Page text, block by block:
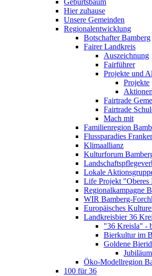
Geburtsbaum
Hier zuhause
Unsere Gemeinden
Regionalentwicklung
Botschafter Bamberg
Fairer Landkreis
Auszeichnung
Fairführer
Projekte und
Projekte
Aktionen
Fairtrade
Fairtrade
Mach mit
Familienregion
Flussparadies
Klimaallianz
Kulturforum
Lokale
Life Projekt "Oberes
Regionalkampagne
WIR Bamberg-
Europäisches
Landkreisbier 36
"36 Kreisla" -
Bierkultur im
Goldene
Öko-Modellregion
100 für 36